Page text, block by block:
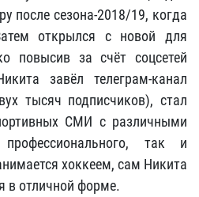
после сезона-2018/19, когда
открылся с новой для
повысив за счёт соцсетей
завёл телеграм-канал
тысяч подписчиков), стал
СМИ с различными
так и
хоккеем, сам Никита
в отличной форме.